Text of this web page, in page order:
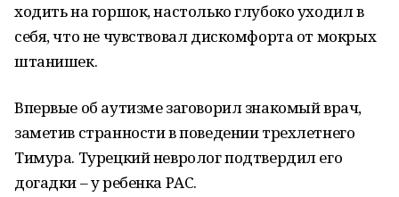
ходить на горшок, настолько глубоко уходил в
себя, что не чувствовал дискомфорта от мокрых
штанишек.
Впервые об аутизме заговорил знакомый врач,
заметив странности в поведении трехлетнего
Тимура. Турецкий невролог подтвердил его
догадки – у ребенка РАС.